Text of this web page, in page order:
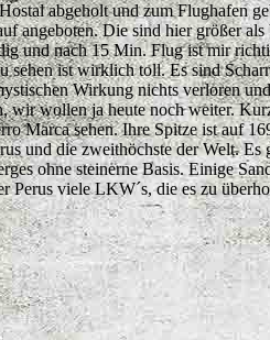
abgeholt und zum Flughafen
angeboten. Die sind hier größer
und nach 15 Min. Flug ist mir
sehen ist wirklich toll. Es sind
Wirkung nichts verloren
wir wollen ja heute noch weiter.
Marca sehen. Ihre Spitze ist auf
und die zweithöchste der Welt.
ohne steinerne Basis. Einige
Perus viele LKW´s, die es zu